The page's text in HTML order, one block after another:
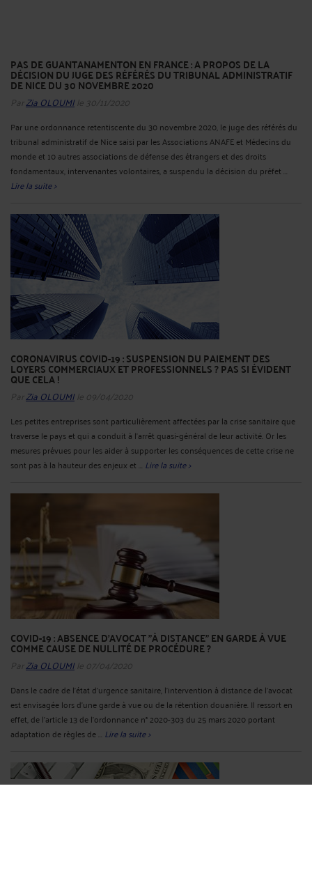
PAS DE GUANTANAMENTON EN FRANCE : A PROPOS DE LA
DÉCISION DU JUGE DES RÉFÉRÉS DU TRIBUNAL ADMINISTRATIF
DE NICE DU 30 NOVEMBRE 2020
ParZia OLOUMI le 30/11/2020
Par une ordonnance retentiscente du 30 novembre 2020, le juge des référés du
tribunal administratif de Nice saisi par les Associations ANAFE et Médecins du
monde et 10 autres associations de défense des étrangers et des droits
fondamentaux, intervenantes volontaires, a suspendu la décision du préfet ...
Lire la suite >
CORONAVIRUS COVID-19 : SUSPENSION DU PAIEMENT DES
LOYERS COMMERCIAUX ET PROFESSIONNELS ? PAS SI ÉVIDENT
QUE CELA !
ParZia OLOUMI le 09/04/2020
Les petites entreprises sont particulièrement affectées par la crise sanitaire que
traverse le pays et qui a conduit à l’arrêt quasi-général de leur activité. Or les
mesures prévues pour les aider à supporter les conséquences de cette crise ne
sont pas à la hauteur des enjeux et ... Lire la suite >
COVID-19 : ABSENCE D'AVOCAT "À DISTANCE" EN GARDE À VUE
COMME CAUSE DE NULLITÉ DE PROCÉDURE ?
ParZia OLOUMI le 07/04/2020
Dans le cadre de l’état d’urgence sanitaire, l’intervention à distance de l’avocat
est envisagée lors d’une garde à vue ou de la rétention douanière. Il ressort en
effet, de l’article 13 de l’ordonnance n° 2020-303 du 25 mars 2020 portant
adaptation de règles de ... Lire la suite >